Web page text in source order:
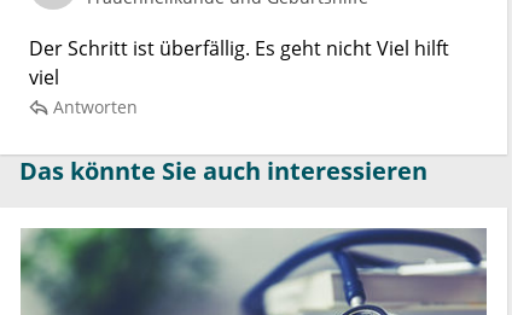
Der Schritt ist überfällig. Es geht nicht Viel hilft
viel
Antworten
Das könnte Sie auch interessieren